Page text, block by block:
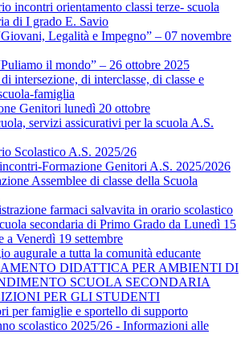
incontri orientamento classi terze- scuola
di I grado E. Savio
Legalità e Impegno” – 07 novembre
il mondo” – 26 ottobre 2025
intersezione, di interclasse, di classe e
famiglia
Genitori lunedì 20 ottobre
servizi assicurativi per la scuola A.S.
Scolastico A.S. 2025/26
Formazione Genitori A.S. 2025/2026
Assemblee di classe della Scuola
farmaci salvavita in orario scolastico
secondaria di Primo Grado da Lunedì 15
a Venerdì 19 settembre
augurale a tutta la comunità educante
DIDATTICA PER AMBIENTI DI
SCUOLA SECONDARIA
PER GLI STUDENTI
per famiglie e sportello di supporto
scolastico 2025/26 - Informazioni alle